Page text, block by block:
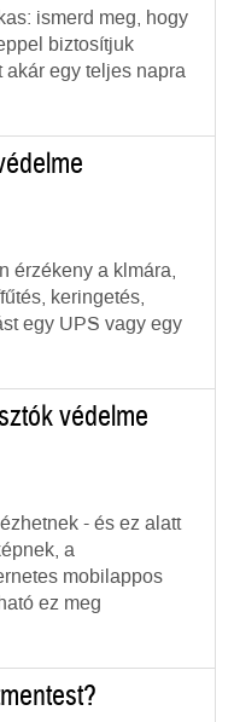
ismerd meg, hogy
biztosítjuk
egy teljes napra
érzékeny a klmára,
keringetés,
egy UPS vagy egy
védelme
- és ez alatt
a
mobilappos
ez meg